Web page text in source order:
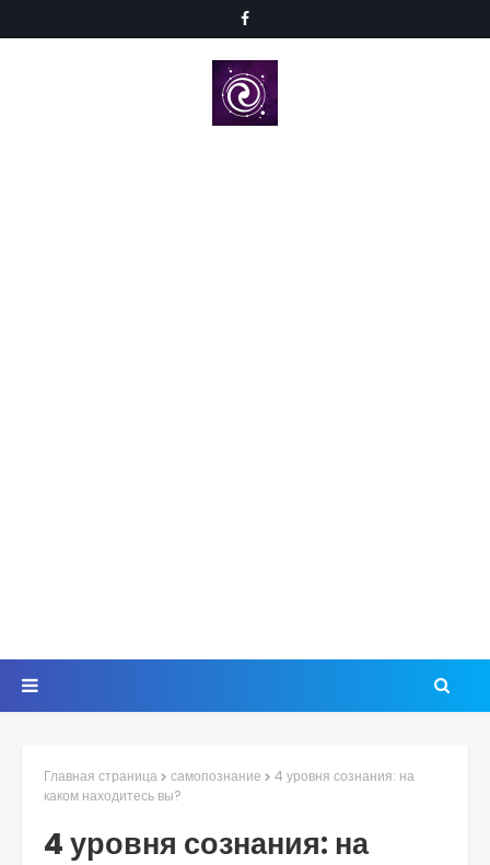
Главная страница самопознание
4 уровня сознания: на
каком находитесь вы?
4 уровня сознания: на